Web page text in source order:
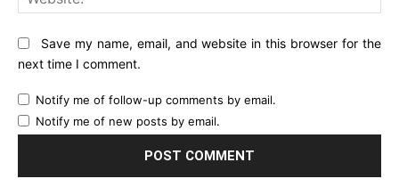
Save my name, email, and website in this browser for the
next time I comment.
Notify me of follow-up comments by email.
Notify me of new posts by email.